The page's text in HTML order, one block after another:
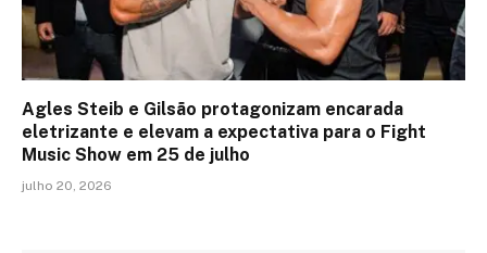
Agles Steib e Gilsão protagonizam encarada
eletrizante e elevam a expectativa para o Fight
Music Show em 25 de julho
julho 20, 2026